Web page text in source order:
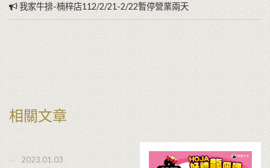
我家牛排-楠梓店112/2/21-2/22暫停營業兩天
相關文章
2023.01.03